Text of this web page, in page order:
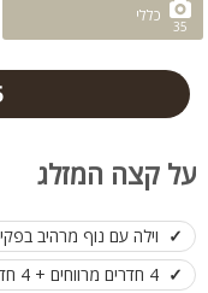
35
כללי
על קצה המזלג
וילה עם נוף מרהיב
4 חדרים מרווחים + 4 חדרי רחצה